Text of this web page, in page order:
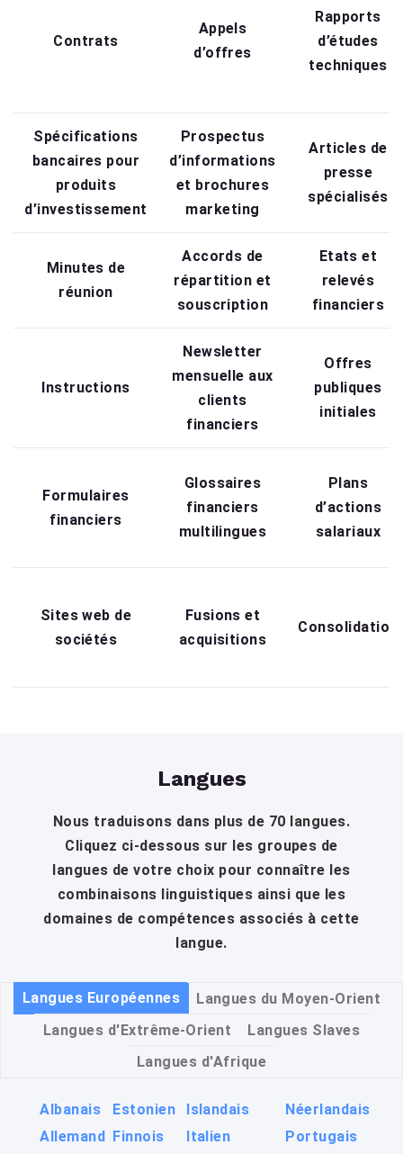
Contrats
Appels
d’offres
Rapports
d’études
techniques
Spécifications
bancaires pour
produits
d’investissement
Prospectus
d’informations
et brochures
marketing
Articles de
presse
spécialisés
Minutes de
réunion
Accords de
répartition et
souscription
Etats et
relevés
financiers
Instructions
Newsletter
mensuelle aux
clients
financiers
Offres
publiques
initiales
Formulaires
financiers
Glossaires
financiers
multilingues
Plans
d’actions
salariaux
Sites web de
sociétés
Fusions et
acquisitions
Consolidation
Langues
Nous traduisons dans plus de 70 langues.
Cliquez ci-dessous sur les groupes de
langues de votre choix pour connaître les
combinaisons linguistiques ainsi que les
domaines de compétences associés à cette
langue.
Langues Européennes
Langues du Moyen-Orient
Langues d'Extrême-Orient
Langues Slaves
Langues d'Afrique
Albanais
Allemand
Estonien
Finnois
Islandais
Italien
Néerlandais
Portugais